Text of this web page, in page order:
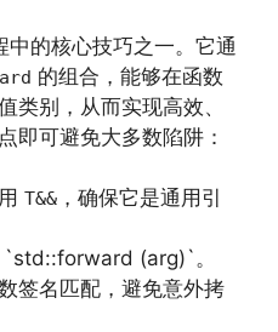
的核心技巧之一。它通
的组合，能够在函数
类别，从而实现高效、
即可避免大多数陷阱：
T&& ，确保它是通用引
(arg)`。
签名匹配，避免意外拷